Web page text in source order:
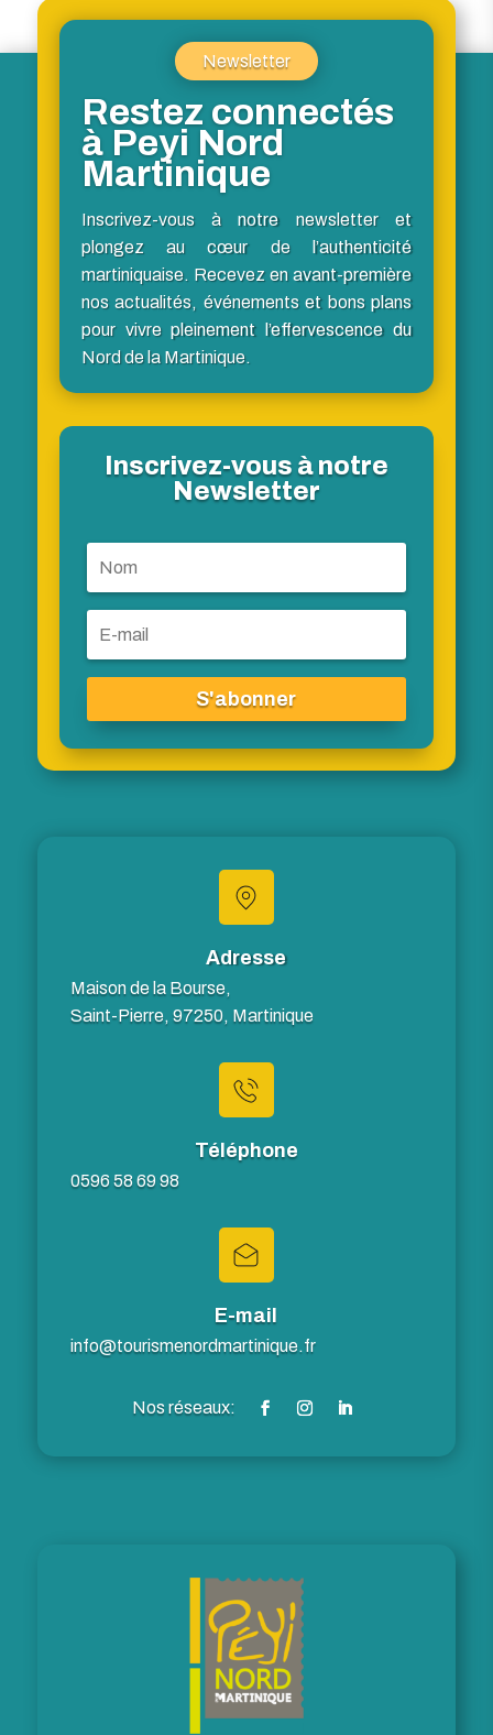
Newsletter
Restez connectés
à Peyi Nord
Martinique
Inscrivez-vous à notre newsletter et
plongez au cœur de l’authenticité
martiniquaise. Recevez en avant-première
nos actualités, événements et bons plans
pour vivre pleinement l’effervescence du
Nord de la Martinique.
Inscrivez-vous à notre
Newsletter
S'abonner
Adresse
Maison de la Bourse,
Saint-Pierre, 97250, Martinique
Téléphone
0596 58 69 98
E-mail
info@tourismenordmartinique.fr